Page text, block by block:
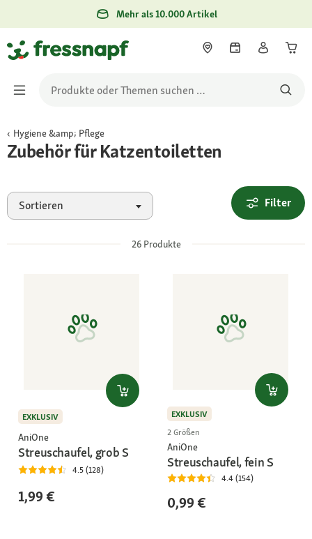
Mehr als 10.000 Artikel
Hygiene &amp; Pflege
Zubehör für Katzentoiletten
Sortieren Filter
26Produkte
EXKLUSIV
AniOne
Streuschaufel, grob S
4.5 (128)
1,99 €
EXKLUSIV
2 Größen
AniOne
Streuschaufel, fein S
4.4 (154)
0,99 €